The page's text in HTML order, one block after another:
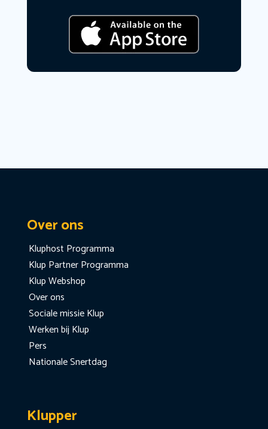
Over ons
Kluphost Programma
Klup Partner Programma
Klup Webshop
Over ons
Sociale missie Klup
Werken bij Klup
Pers
Nationale Snertdag
Klupper